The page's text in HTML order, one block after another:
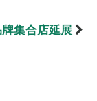
集合店延展